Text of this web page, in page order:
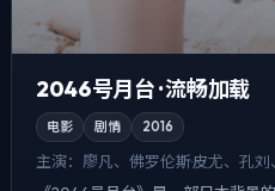
2046号月台 · 流畅加载
电影 剧情 2016
主演： 廖凡、佛罗伦斯·皮尤、孔